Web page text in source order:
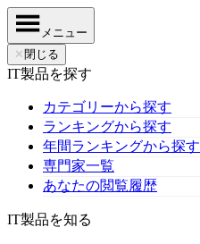
メニュー
✕ 閉じる
IT製品を探す
カテゴリーから探す
ランキングから探す
年間ランキングから探す
専門家一覧
あなたの閲覧履歴
IT製品を知る